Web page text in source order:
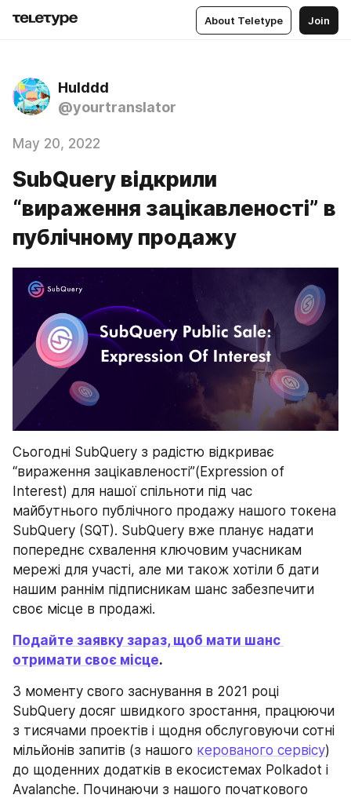
About Teletype Join
Hulddd
@yourtranslator
May 20, 2022
SubQuery відкрили
“вираження зацікавленості” в
публічному продажу
Сьогодні SubQuery з радістю відкриває
“вираження зацікавленості”(Expression of
Interest) для нашої спільноти під час
майбутнього публічного продажу нашого токена
SubQuery (SQT). SubQuery вже планує надати
попереднє схвалення ключовим учасникам
мережі для участі, але ми також хотіли б дати
нашим раннім підписникам шанс забезпечити
своє місце в продажі.
Подайте заявку зараз, щоб мати шанс
отримати своє місце.
З моменту свого заснування в 2021 році
SubQuery досяг швидкого зростання, працюючи
з тисячами проектів і щодня обслуговуючи сотні
мільйонів запитів (з нашого керованого сервісу)
до щоденних додатків в екосистемах Polkadot і
Avalanche. Починаючи з нашого початкового